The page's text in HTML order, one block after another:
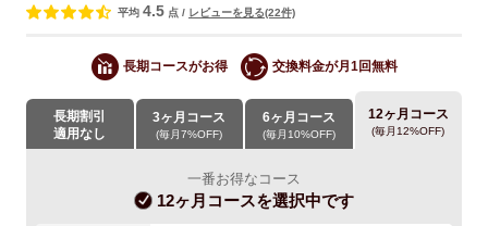
平均 4.5 点 / レビューを見る(22件)
長期コースがお得 交換料金が月1回無料
長期割引
適用なし
3ヶ月コース
(毎月7%OFF)
6ヶ月コース
(毎月10%OFF)
12ヶ月コース
(毎月12%OFF)
一番お得なコース
12ヶ月コースを選択中です